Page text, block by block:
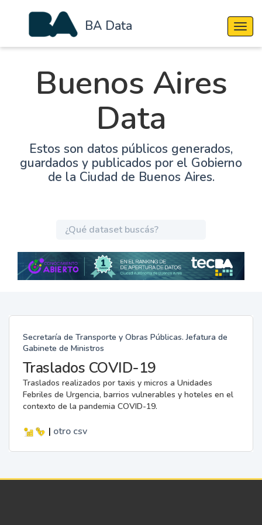
BA Data
Buenos Aires
Data
Estos son datos públicos generados,
guardados y publicados por el Gobierno
de la Ciudad de Buenos Aires.
Secretaría de Transporte y Obras Públicas. Jefatura de
Gabinete de Ministros
Traslados COVID-19
Traslados realizados por taxis y micros a Unidades
Febriles de Urgencia, barrios vulnerables y hoteles en el
contexto de la pandemia COVID-19.
| otro csv